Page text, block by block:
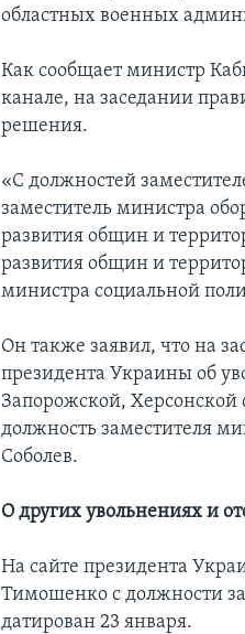
областных военных
Как сообщает министр
канале, на заседании
решения.
«С должностей
заместитель министра
развития общин и
развития общин и
министра социальной
Он также заявил, что на
президента Украины об
Запорожской,
должность заместителя
Соболев.
О других увольнениях и
На сайте президента
Тимошенко с должности
датирован 23 января.